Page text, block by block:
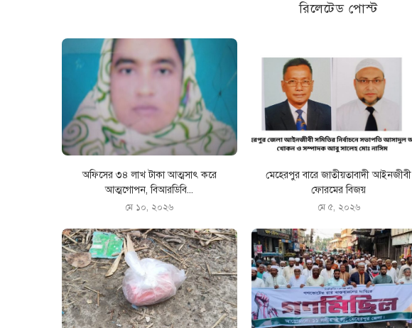
রিলেটেড পোস্ট
অফিসের ৩৪ লাখ টাকা আত্মসাৎ করে
আত্মগোপন, বিআরডিবি...
মে ১০, ২০২৬
মেহেরপুর বারে জাতীয়তাবাদী আইনজীবী
ফোরমের বিজয়
মে ৫, ২০২৬